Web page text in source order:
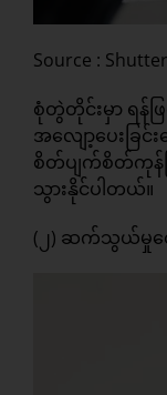
Source :
စုံတွဲတိုင်းမှာ ရန်
အလျော့ပေးခ
စိတ်ပျက်စိတ်ကုန်ခ
သွားနိုင်ပါတယ်။
(၂) ဆက်သွယ်မှုတွ